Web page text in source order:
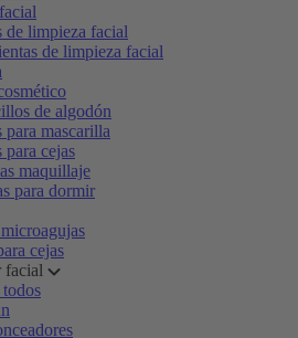
de limpieza facial
de limpieza facial
de algodón
para mascarilla
cejas
maquillaje
para dormir
cejas
facial